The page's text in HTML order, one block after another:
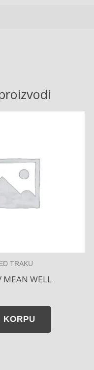
TRAKU
MEAN WELL
KORPU